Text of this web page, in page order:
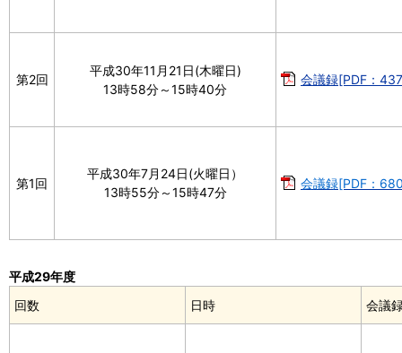
第2回
平成30年11月21日(木曜日)
13時58分～15時40分
会議録[PDF：
第1回
平成30年7月24日(火曜日）
13時55分～15時47分
会議録[PDF：
回数 日時 会議
平成29年度